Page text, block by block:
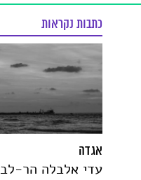
כתבות נקראות
אגדה
עדי אלבלה הר-לב